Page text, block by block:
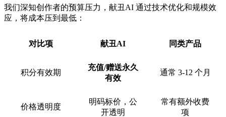
我们深知创作者的预算压力，献丑AI 通过技术优化和规模效
应，将成本压到最低：
对比项 献丑AI 同类产品
积分有效期
充值/赠送永久
有效
通常 3-12 个月
价格透明度
明码标价，公
开透明
常有额外收费
项